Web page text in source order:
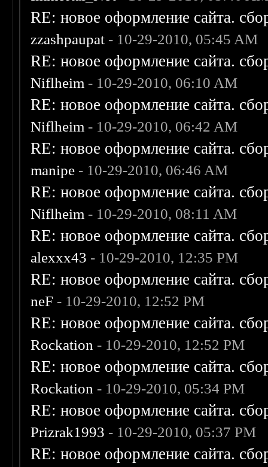
RE: новое оформление сайта.
zzashpaupat - 10-29-2010, 05:45 AM
RE: новое оформление сайта.
Niflheim - 10-29-2010, 06:10 AM
RE: новое оформление сайта.
Niflheim - 10-29-2010, 06:42 AM
RE: новое оформление сайта.
manipe - 10-29-2010, 06:46 AM
RE: новое оформление сайта.
Niflheim - 10-29-2010, 08:11 AM
RE: новое оформление сайта.
alexxx43 - 10-29-2010, 12:35 PM
RE: новое оформление сайта.
neF - 10-29-2010, 12:52 PM
RE: новое оформление сайта.
Rockation - 10-29-2010, 12:52 PM
RE: новое оформление сайта.
Rockation - 10-29-2010, 05:34 PM
RE: новое оформление сайта.
Prizrak1993 - 10-29-2010, 05:37 PM
RE: новое оформление сайта.